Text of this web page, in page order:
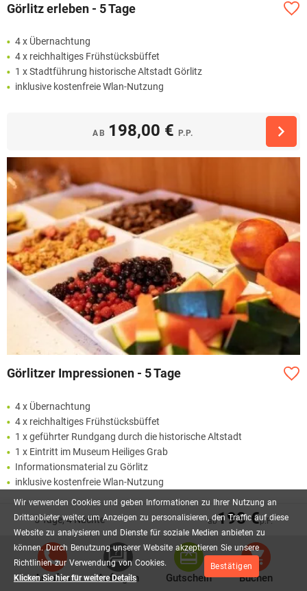
Wir verwenden Cookies und geben Informationen zu Ihrer Nutzung an
Drittanbieter weiter, um Anzeigen zu personalisieren, den Traffic auf diese
Website zu analysieren und Dienste für soziale Medien anbieten zu
können. Durch Benutzung unserer Website akzeptieren Sie unsere
Richtlinien zur Verwendung von Cookies.
Klicken Sie hier für weitere Details
Bestätigen
5 Tage, 4 Nächte ab198 €p.P.
Anrufen Anfragen Gutschein Buchen
Görlitz erleben - 5 Tage
4 x Übernachtung
4 x reichhaltiges Frühstücksbüffet
1 x Stadtführung historische Altstadt Görlitz
inklusive kostenfreie Wlan-Nutzung
AB 198,00 € P.P.
Görlitzer Impressionen - 5 Tage
4 x Übernachtung
4 x reichhaltiges Frühstücksbüffet
1 x geführter Rundgang durch die historische Altstadt
1 x Eintritt im Museum Heiliges Grab
Informationsmaterial zu Görlitz
inklusive kostenfreie Wlan-Nutzung
208,00 € P.P.